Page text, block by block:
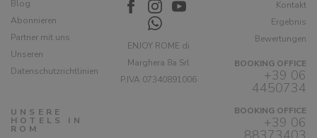
Blog
Abonnieren
Partner mit uns
Unseren
Datenschutzrichtlinien
UNSERE
HOTELS IN
ROM
ENJOY ROME di
Marghera 8a Srl
P.IVA 07340891006
Kontakt
Ergebnis
Bewertungen
BOOKING OFFICE
+39 06
4450734
BOOKING OFFICE
+39 06